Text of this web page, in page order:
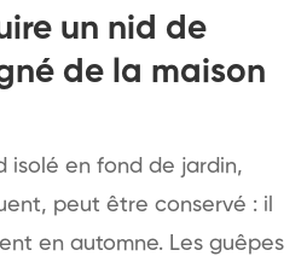
un nid de
de la maison
isolé en fond de jardin,
peut être conservé : il
en automne. Les guêpes